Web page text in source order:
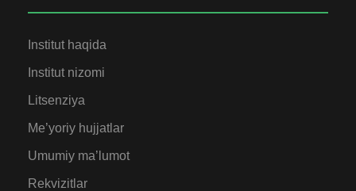
Institut haqida
Institut nizomi
Litsenziya
Me’yoriy hujjatlar
Umumiy ma’lumot
Rekvizitlar